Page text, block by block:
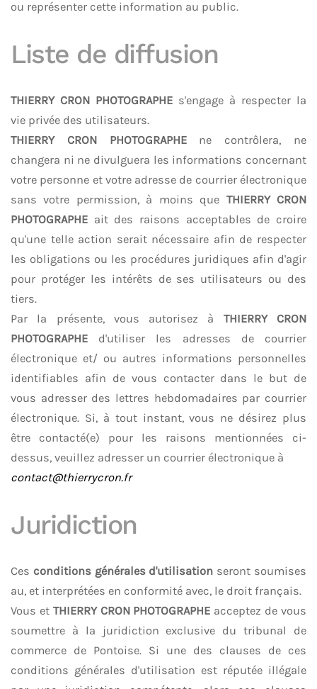
ou représenter cette information au public.
Liste de diffusion
THIERRY CRON PHOTOGRAPHE s'engage à respecter la
vie privée des utilisateurs.
THIERRY CRON PHOTOGRAPHEne contrôlera, ne
changera ni ne divulguera les informations concernant
votre personne et votre adresse de courrier électronique
sans votre permission, à moins que THIERRY CRON
PHOTOGRAPHE ait des raisons acceptables de croire
qu'une telle action serait nécessaire afin de respecter
les obligations ou les procédures juridiques afin d'agir
pour protéger les intérêts de ses utilisateurs ou des
tiers.
Par la présente, vous autorisez à THIERRY CRON
PHOTOGRAPHE d'utiliser les adresses de courrier
électronique et/ ou autres informations personnelles
identifiables afin de vous contacter dans le but de
vous adresser des lettres hebdomadaires par courrier
électronique. Si, à tout instant, vous ne désirez plus
être contacté(e) pour les raisons mentionnées ci-
dessus, veuillez adresser un courrier électronique à
contact@thierrycron.fr
Juridiction
Ces conditions générales d'utilisation seront soumises
au, et interprétées en conformité avec, le droit français.
Vous et THIERRY CRON PHOTOGRAPHE acceptez de vous
soumettre à la juridiction exclusive du tribunal de
commerce de Pontoise. Si une des clauses de ces
conditions générales d'utilisation est réputée illégale